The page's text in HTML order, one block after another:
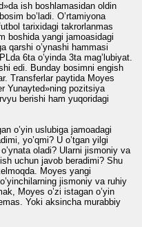
ish boshlamasidan oldin
bo’ladi. O’rtamiyona
tarixidagi takrorlanmas
boshida yangi jamoasidagi
qarshi o’ynashi hammasi
6ta o’yinda 3ta mag’lubiyat.
edi. Bunday bosimni engish
Transferlar paytida Moyes
Yunayted»ning pozitsiya
berishi ham yuqoridagi
o’yin uslubiga jamoadagi
yo’qmi? U o’tgan yilgi
oladi? Ularni jismoniy va
uchun javob beradimi? Shu
Moyes yangi
jismoniy va ruhiy
Moyes o’zi istagan o’yin
Yoki aksincha murabbiy